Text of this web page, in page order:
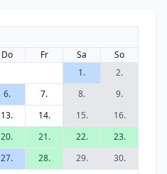
Do Fr Sa
So
1.
2.
6. 7. 8.
9.
13. 14. 15.
16.
20. 21. 22.
23.
27. 28. 29.
30.